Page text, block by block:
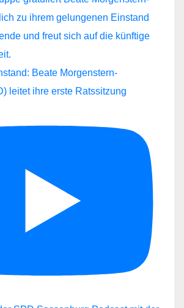
Beate Morgenstern-
leitet ihre erste Ratssitzung